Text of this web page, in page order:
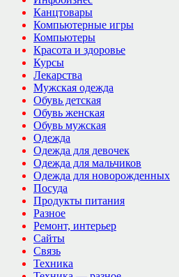
Канцтовары
Компьютерные игры
Компьютеры
Красота и здоровье
Курсы
Лекарства
Мужская одежда
Обувь детская
Обувь женская
Обувь мужская
Одежда
Одежда для девочек
Одежда для мальчиков
Одежда для новорожденных
Посуда
Продукты питания
Разное
Ремонт, интерьер
Сайты
Связь
Техника